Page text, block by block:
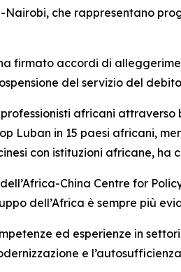
che rappresentano
firmato accordi di
del servizio del
africani
Luban in 15 paesi africani,
con istituzioni africane, ha
China Centre for
dell’Africa è sempre più
ed esperienze in
e